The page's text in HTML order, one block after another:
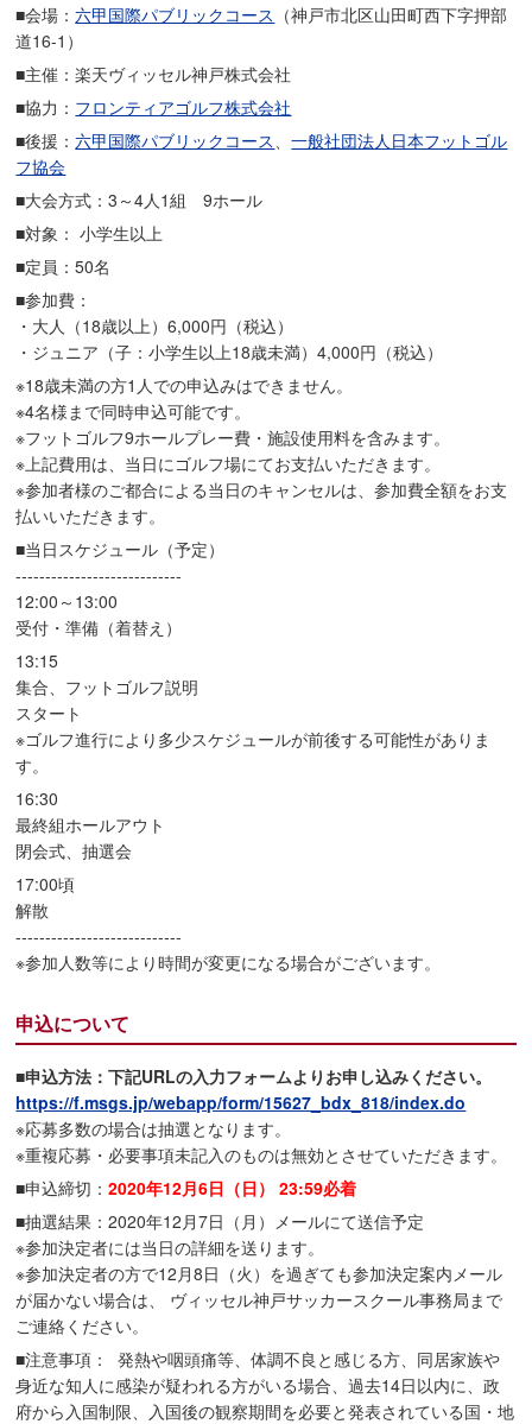
■会場：六甲国際パブリックコース （神戸市北区山田町西下字押部
道16-1）
■主催：楽天ヴィッセル神戸株式会社
■協力： フロンティアゴルフ株式会社
■後援：六甲国際パブリックコース 、一般社団法人日本フットゴル
フ協会
■大会方式：3～4人1組 9ホール
■対象： 小学生以上
■定員：50名
■参加費：
・大人（18歳以上）6,000円（税込）
・ジュニア（子：小学生以上18歳未満）4,000円（税込）
※18歳未満の方1人での申込みはできません。
※4名様まで同時申込可能です。
※フットゴルフ9ホールプレー費・施設使用料を含みます。
※上記費用は、当日にゴルフ場にてお支払いただきます。
※参加者様のご都合による当日のキャンセルは、参加費全額をお支
払いいただきます。
■当日スケジュール（予定）
----------------------------
12:00～13:00
受付・準備（着替え）
13:15
集合、フットゴルフ説明
スタート
※ゴルフ進行により多少スケジュールが前後する可能性がありま
す。
16:30
最終組ホールアウト
閉会式、抽選会
17:00頃
解散
----------------------------
※参加人数等により時間が変更になる場合がございます。
申込について
■申込方法：下記URLの入力フォームよりお申し込みください。
https://f.msgs.jp/webapp/form/15627_bdx_818/index.do
※応募多数の場合は抽選となります。
※重複応募・必要事項未記入のものは無効とさせていただきます。
■申込締切：2020年12月6日（日） 23:59必着
■抽選結果：2020年12月7日（月）メールにて送信予定
※参加決定者には当日の詳細を送ります。
※参加決定者の方で12月8日（火）を過ぎても参加決定案内メール
が届かない場合は、 ヴィッセル神戸サッカースクール事務局まで
ご連絡ください。
■注意事項： 発熱や咽頭痛等、体調不良と感じる方、同居家族や
身近な知人に感染が疑われる方がいる場合、過去14日以内に、政
府から入国制限、入国後の観察期間を必要と発表されている国・地